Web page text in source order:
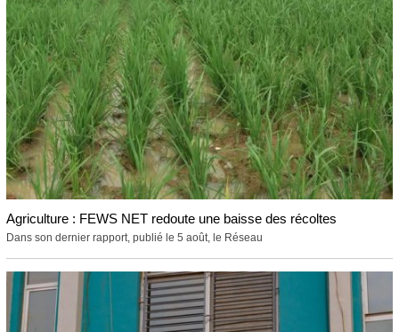
Agriculture : FEWS NET redoute une baisse des récoltes
Dans son dernier rapport, publié le 5 août, le Réseau